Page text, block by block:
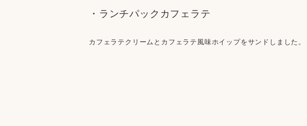
・ランチパックカフェラテ
カフェラテクリームとカフェラテ風味ホイップをサンドしました。